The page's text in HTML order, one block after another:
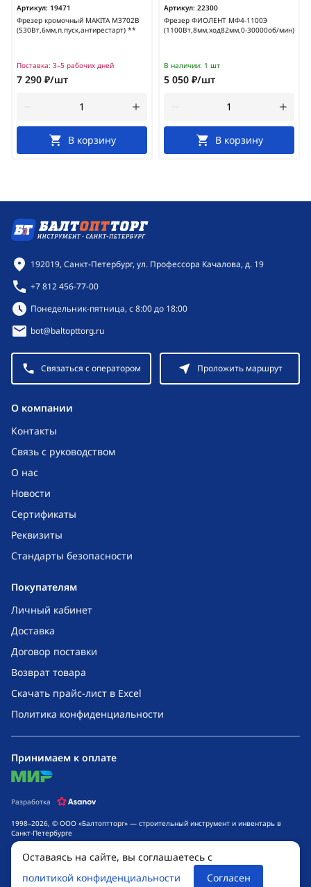
Артикул: 19471
Фрезер кромочный MAKITA M3702B
(530Вт,6мм,п.пуск,антирестарт) **
Поставка: 3–5 рабочих дней
7 290 ₽/шт
В корзину
Артикул: 22300
Фрезер ФИОЛЕНТ МФ4-1100Э
(1100Вт,8мм,ход82мм,0-30000об/мин)
В наличии: 1 шт
5 050 ₽/шт
В корзину
O компании
Контакты
Связь с руководством
О нас
Новости
Сертификаты
Реквизиты
Стандарты безопасности
Покупателям
Личный кабинет
Доставка
Договор поставки
Возврат товара
Скачать прайс-лист в Excel
Политика конфиденциальности
Контактная информация
192019, Санкт-Петербург, ул. Профессора Качалова, д. 19
+7 812 456-77-00
Режим работы:
Понедельник-пятница, с 8:00 до 18:00
bot@baltopttorg.ru
Связаться с оператором Проложить маршрут
1998–2026, © ООО «Балтоптторг» — строительный инструмент и инвентарь в
Санкт-Петербурге
Обращаем ваше внимание на то, что данный интернет-сайт носит исключительно
информационный характер и ни при каких условиях не является публичной
офертой, определяемой положениями ч. 2 ст. 437 Гражданского кодекса
Российской Федерации. Для получения подробной информации о стоимости
Принимаем к оплате
mir
Разработка
Оставаясь на сайте, вы соглашаетесь с
политикой конфиденциальности
Согласен